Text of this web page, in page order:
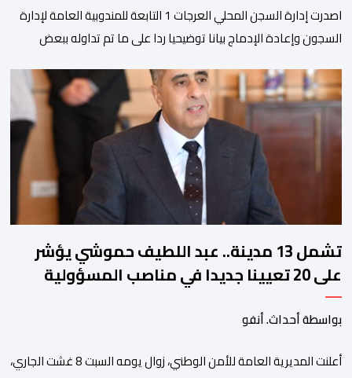
اصدرت إدارة السجن المحلي العرجات 1 التابعة للمندوبية العامة لإدارة
السجون وإعادة الإدماج بيانا توضيحيا ردا على ما تم تداوله ببعض
زيان، المعتقل بالمؤسسة ذاتها، وذلك لتنوير الرأي العام بالحقائق
والمعطيات الدقيقة.واوضحت إدارة المؤسسة السجنية أن المعني
بالأمر يستفيد منذ إيداعه من تتبع طبي منتظم ومستمر وفقا […]
تشمل 13 مدينة.. عبد اللطيف حموشي يؤشر
على 20 تعيينا جديدا في مناصب المسؤولية
بمصالح الأمن الوطني
بواسطة أحداث. أنفو
أعلنت المديرية العامة للأمن الوطني، زوال يومه السبت 8 غشت الجاري،